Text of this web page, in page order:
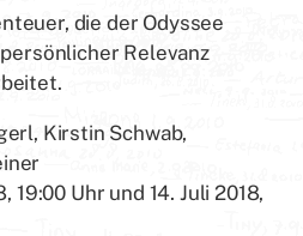
die der Odyssee
Relevanz
Kirstin Schwab,
19:00 Uhr und 14. Juli 2018,